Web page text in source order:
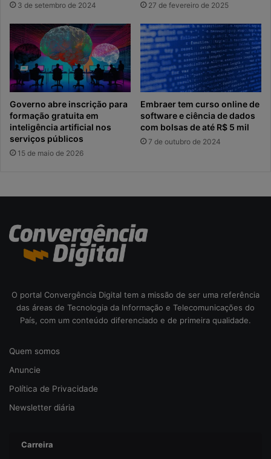
3 de setembro de 2024 27 de fevereiro de 2025
Governo abre inscrição para
formação gratuita em
inteligência artificial nos
serviços públicos
15 de maio de 2026
Embraer tem curso online de
software e ciência de dados
com bolsas de até R$ 5 mil
7 de outubro de 2024
O portal Convergência Digital tem a missão de ser uma referência
das áreas de Tecnologia da Informação e Telecomunicações do
País, com um conteúdo diferenciado e de primeira qualidade.
Quem somos
Anuncie
Política de Privacidade
Newsletter diária
Carreira